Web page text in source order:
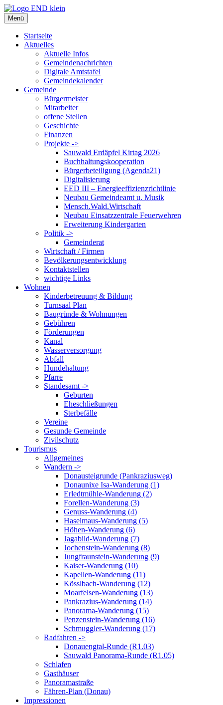
Zum
Inhalt
springen
Menü
Startseite
Aktuelles
Aktuelle Infos
Gemeindenachrichten
Digitale Amtstafel
Gemeindekalender
Gemeinde
Bürgermeister
Mitarbeiter
offene Stellen
Geschichte
Finanzen
Projekte ->
Sauwald Erdäpfel Kirtag 2026
Buchhaltungskooperation
Bürgerbeteiligung (Agenda21)
Digitalisierung
EED III – Energieeffizienzrichtlinie
Neubau Gemeindeamt u. Musik
Mensch.Wald.Wirtschaft
Neubau Einsatzzentrale Feuerwehren
Erweiterung Kindergarten
Politik ->
Gemeinderat
Wirtschaft / Firmen
Bevölkerungsentwicklung
Kontaktstellen
wichtige Links
Wohnen
Kinderbetreuung & Bildung
Turnsaal Plan
Baugründe & Wohnungen
Gebühren
Förderungen
Kanal
Wasserversorgung
Abfall
Hundehaltung
Pfarre
Standesamt ->
Geburten
Eheschließungen
Sterbefälle
Vereine
Gesunde Gemeinde
Zivilschutz
Tourismus
Allgemeines
Wandern ->
Donausteigrunde (Pankraziusweg)
Donaunixe Isa-Wanderung (1)
Erledtmühle-Wanderung (2)
Forellen-Wanderung (3)
Genuss-Wanderung (4)
Haselmaus-Wanderung (5)
Höhen-Wanderung (6)
Jagabild-Wanderung (7)
Jochenstein-Wanderung (8)
Jungfraunstein-Wanderung (9)
Kaiser-Wanderung (10)
Kapellen-Wanderung (11)
Kösslbach-Wanderung (12)
Moarfelsen-Wanderung (13)
Pankrazius-Wanderung (14)
Panorama-Wanderung (15)
Penzenstein-Wanderung (16)
Schmuggler-Wanderung (17)
Radfahren ->
Donauengtal-Runde (R1.03)
Sauwald Panorama-Runde (R1.05)
Schlafen
Gasthäuser
Panoramastraße
Fähren-Plan (Donau)
Impressionen